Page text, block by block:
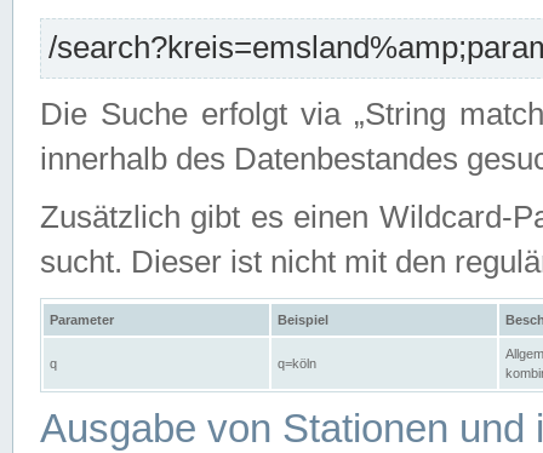
/
Die Suche erfolgt via „String
innerhalb des Datenbestandes
Zusätzlich gibt es einen Wildcard-
sucht. Dieser ist nicht mit den
Parameter Beispiel
q q=köln
Ausgabe von Stationen und